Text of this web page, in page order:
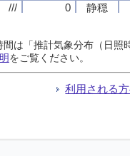
/// 0
静穏
南南東
/// 1 西
/// 0
静穏
南南東
/// 1 西
/// 0
静穏
南南東
/// 1 西
/// 0
静穏
南南東
/// 1 西
は「推計気象分布（日
をご覧ください。
利用される